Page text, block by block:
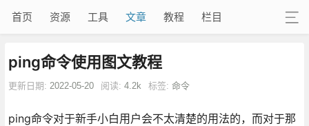
首页 资源 工具 文章 教程 栏目
ping命令使用图文教程
更新日期: 2022-05-20 阅读: 4.2k 标签: 命令
ping命令对于新手小白用户会不太清楚的用法的，而对于那